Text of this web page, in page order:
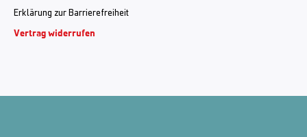
Erklärung zur Barrierefreiheit
Vertrag widerrufen